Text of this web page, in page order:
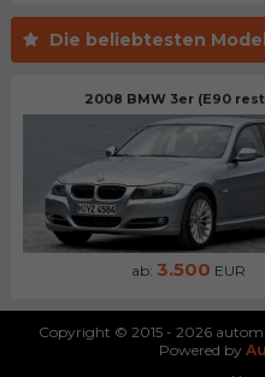
Die beliebtesten
2008 BMW 3er (E90
ab: 3.500 EUR
Copyright © 2015 - 2026
Powered by